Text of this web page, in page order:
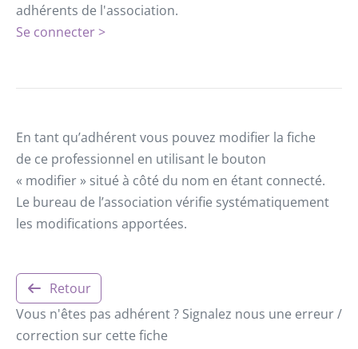
adhérents de l'association.
Se connecter >
En tant qu’adhérent vous pouvez modifier la fiche
de ce professionnel en utilisant le bouton
« modifier » situé à côté du nom en étant connecté.
Le bureau de l’association vérifie systématiquement
les modifications apportées.
Retour
Vous n'êtes pas adhérent ? Signalez nous une erreur /
correction sur cette fiche